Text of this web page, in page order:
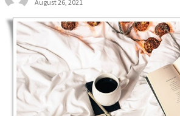
August 26, 2021